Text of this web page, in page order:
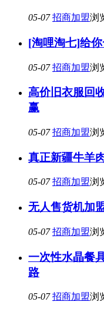
05-07 招商加盟浏
[淘哩淘七]给
05-07 招商加盟浏
高价旧衣服回
赢
05-07 招商加盟浏
真正新疆牛羊
05-07 招商加盟浏
无人售货机加
05-07 招商加盟浏
一次性水晶餐
路
05-07 招商加盟浏